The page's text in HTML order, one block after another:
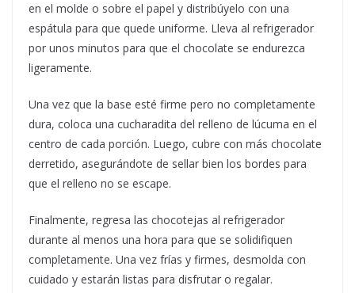
en el molde o sobre el papel y distribúyelo con una
espátula para que quede uniforme. Lleva al refrigerador
por unos minutos para que el chocolate se endurezca
ligeramente.
Una vez que la base esté firme pero no completamente
dura, coloca una cucharadita del relleno de lúcuma en el
centro de cada porción. Luego, cubre con más chocolate
derretido, asegurándote de sellar bien los bordes para
que el relleno no se escape.
Finalmente, regresa las chocotejas al refrigerador
durante al menos una hora para que se solidifiquen
completamente. Una vez frías y firmes, desmolda con
cuidado y estarán listas para disfrutar o regalar.